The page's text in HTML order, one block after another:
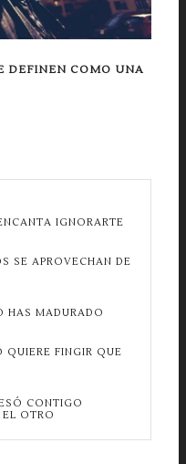
DEFINEN COMO UNA
IGNORARTE
SE APROVECHAN DE
HAS MADURADO
QUIERE FINGIR QUE
CONTIGO
OTRO